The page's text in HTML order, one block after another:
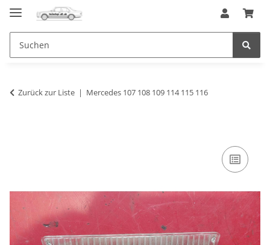
Zurück zur Liste Mercedes 107 108 109 114 115 116